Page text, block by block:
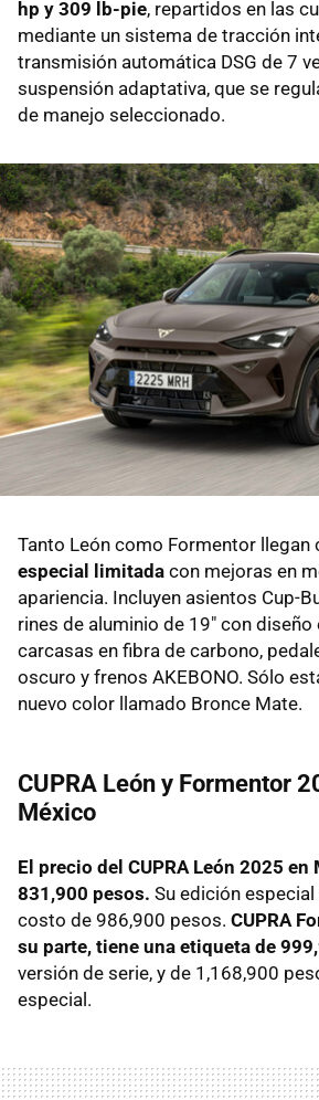
hp y 309 lb-pie, repartidos en las
mediante un sistema de tracción
transmisión automática DSG de 7
suspensión adaptativa, que se
de manejo seleccionado.
Tanto León como Formentor llegan
especial limitada con mejoras en
apariencia. Incluyen asientos Cup-
rines de aluminio de 19" con diseño
carcasas en fibra de carbono,
oscuro y frenos AKEBONO. Sólo
nuevo color llamado Bronce Mate.
CUPRA León y Formentor
México
El precio del CUPRA León 2025 en
831,900 pesos. Su edición
costo de 986,900 pesos. CUPRA
su parte, tiene una etiqueta de
versión de serie, y de 1,168,900
especial.